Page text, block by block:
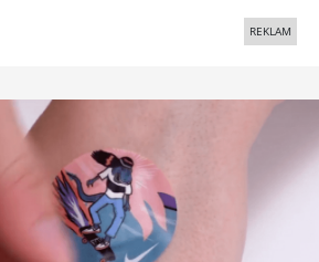
REKLAM